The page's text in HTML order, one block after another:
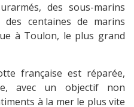
des sous-marins
des centaines de marins
à Toulon, le plus grand
française est réparée,
avec un objectif non
à la mer le plus vite